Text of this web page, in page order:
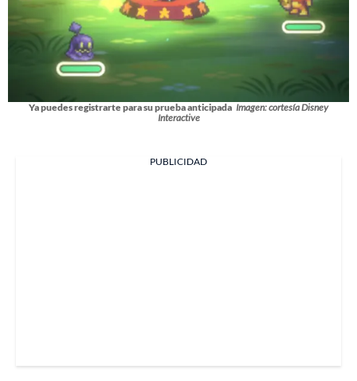
Ya puedes registrarte para su prueba anticipada Imagen: cortesía Disney
Interactive
PUBLICIDAD